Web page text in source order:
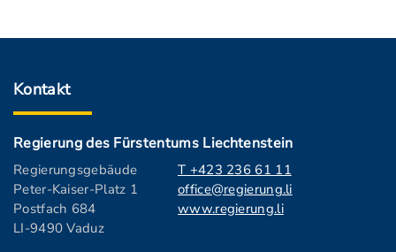
Kontakt
Regierung des Fürstentums Liechtenstein
Regierungsgebäude
Peter-Kaiser-Platz 1
Postfach 684
LI-9490 Vaduz
T +423 236 61 11
office@regierung.li
www.regierung.li